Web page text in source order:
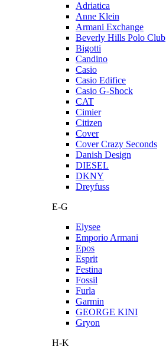
Adriatica
Anne Klein
Armani Exchange
Beverly Hills Polo Club
Bigotti
Candino
Casio
Casio Edifice
Casio G-Shock
CAT
Cimier
Citizen
Cover
Cover Crazy Seconds
Danish Design
DIESEL
DKNY
Dreyfuss
E-G
Elysee
Emporio Armani
Epos
Esprit
Festina
Fossil
Furla
Garmin
GEORGE KINI
Gryon
H-K